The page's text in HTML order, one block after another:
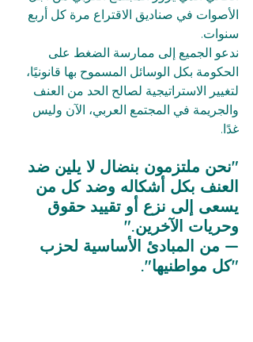
الأصوات في صناديق الاقتراع مرة كل أربع
سنوات.
ندعو الجميع إلى ممارسة الضغط على
الحكومة بكل الوسائل المسموح بها قانونيًا،
لتغيير الاستراتيجية لصالح الحد من العنف
والجريمة في المجتمع العربي، الآن وليس
غدًا.
"نحن ملتزمون بنضال لا يلين ضد
العنف بكل أشكاله وضد كل من
يسعى إلى نزع أو تقييد حقوق
وحريات الآخرين."
— من المبادئ الأساسية لحزب
"كل مواطنيها".